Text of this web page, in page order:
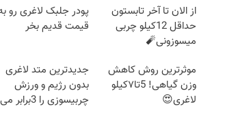
از الان تا آخر تابستون
حداقل 12کیلو چربی
میسوزونی🧨
پودر جلبک لاغری رو
قیمت قدیم بخر
موثرترین روش کاهش
وزن گیاهی! 5تا۷کیلو
لاغری😍
جدیدترین متد لاغری
بدون رژیم و ورزش
چربیسوزی را 3برابر می